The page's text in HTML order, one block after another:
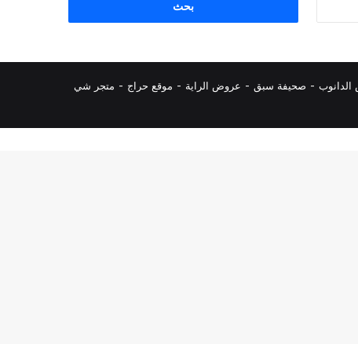
- صحيفة سبق - عروض الراية - موقع حراج - متجر شي